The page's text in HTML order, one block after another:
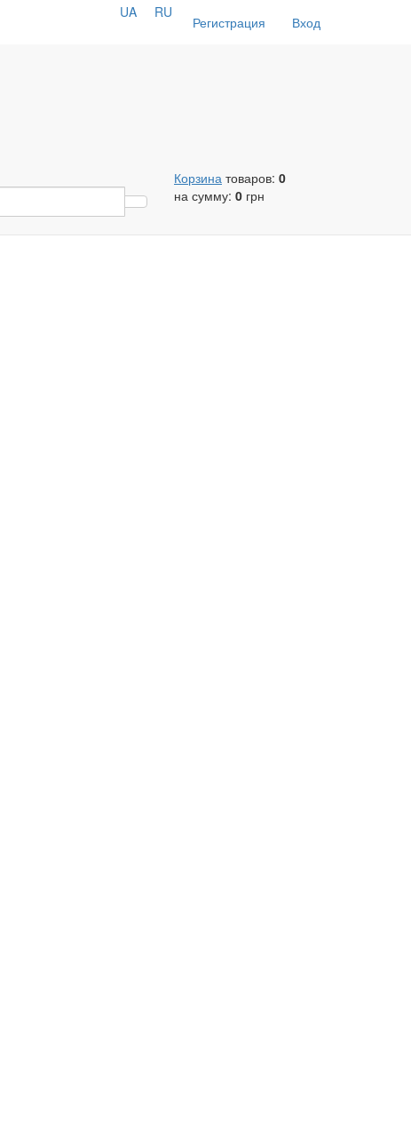
Регистрация Вход
UA RU
Корзина товаров: 0
на сумму: 0 грн